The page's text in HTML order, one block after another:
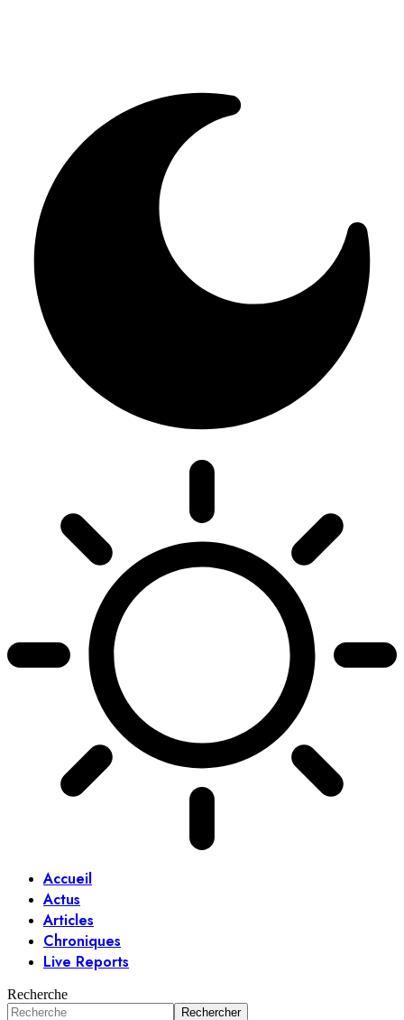
Accueil
Actus
Articles
Chroniques
Live Reports
Recherche